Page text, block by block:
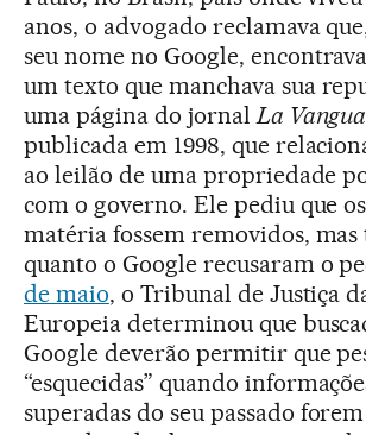
anos, o advogado reclamava
seu nome no Google,
um texto que manchava sua
uma página do jornalLa
publicada em 1998, que
ao leilão de uma propriedade
com o governo. Ele pediu que
matéria fossem removidos,
quanto o Google recusaram o
de maio, o Tribunal de Justiça
Europeia determinou que
Google deverão permitir que
“esquecidas” quando
superadas do seu passado forem